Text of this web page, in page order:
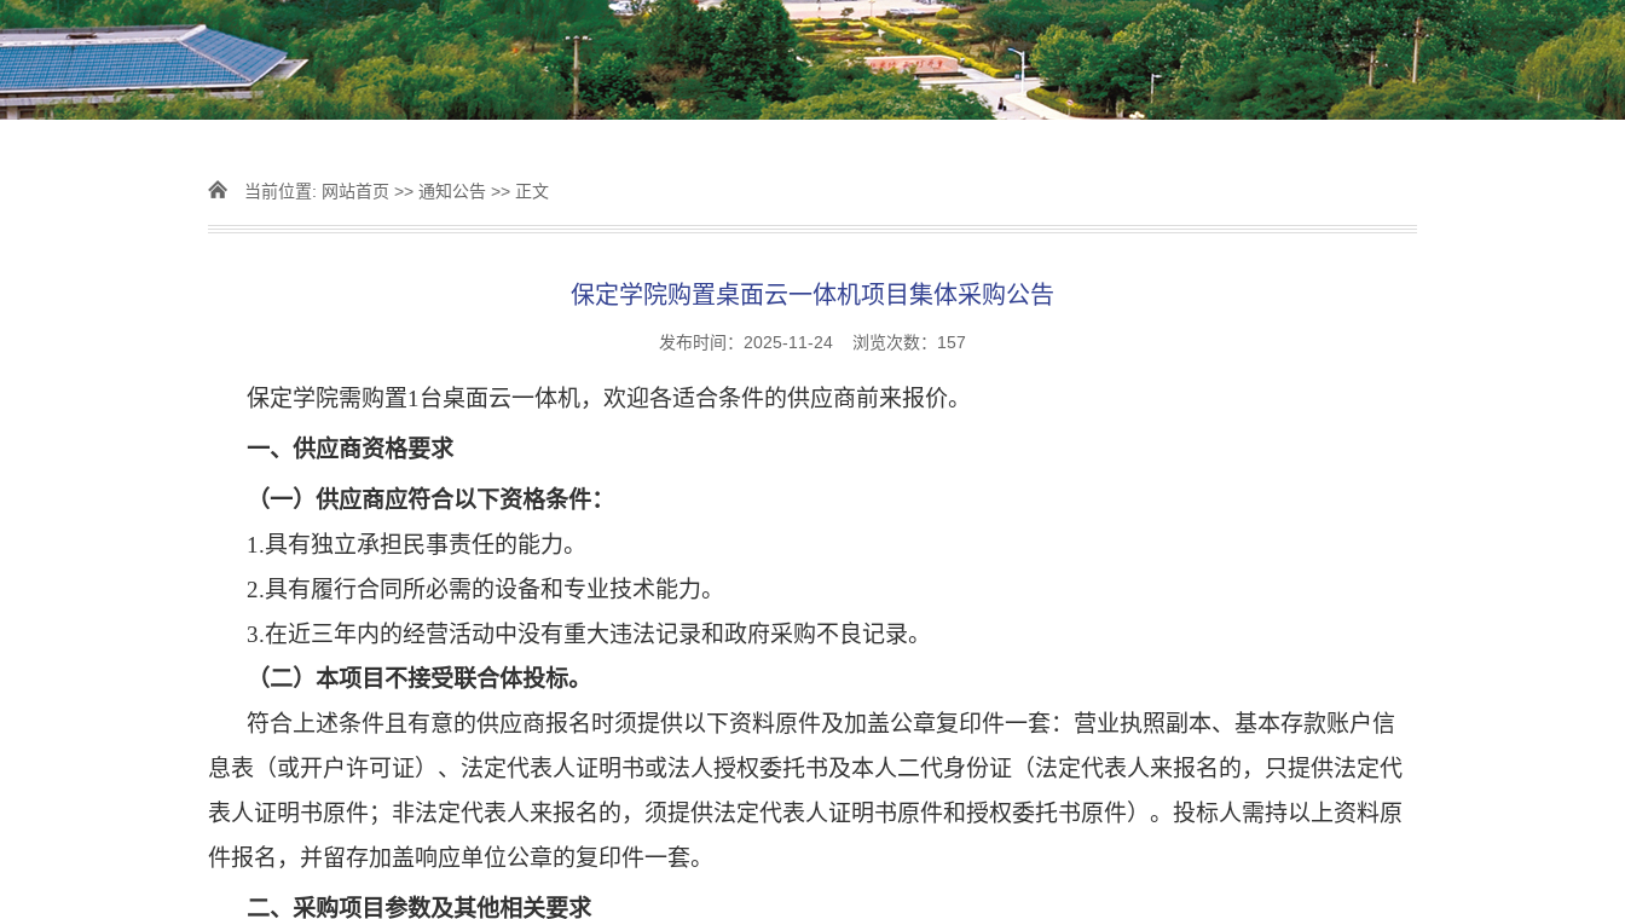
当前位置: 网站首页 >> 通知公告 >> 正文
保定学院购置桌面云一体机项目集体采购公告
发布时间：2025-11-24 浏览次数： 157
保定学院需购置1 台桌面云一体机，欢迎各适合条件的供应商前来报价。
一、供应商资格要求
（一）供应商应符合以下资格条件：
1.具有独立承担民事责任的能力。
2.具有履行合同所必需的设备和专业技术能力。
3.在近三年内的经营活动中没有重大违法记录和政府采购不良记录。
（二）本项目不接受联合体投标。
符合上述条件且有意的供应商报名时须提供以下资料原件及加盖公章复印件一套：营业执照副本、基本存款账户信
息表（或开户许可证）、法定代表人证明书或法人授权委托书及本人二代身份证（法定代表人来报名的，只提供法定代
表人证明书原件；非法定代表人来报名的，须提供法定代表人证明书原件和授权委托书原件）。投标人需持以上资料原
件报名，并留存加盖响应单位公章的复印件一套。
二、采购项目参数及其他相关要求